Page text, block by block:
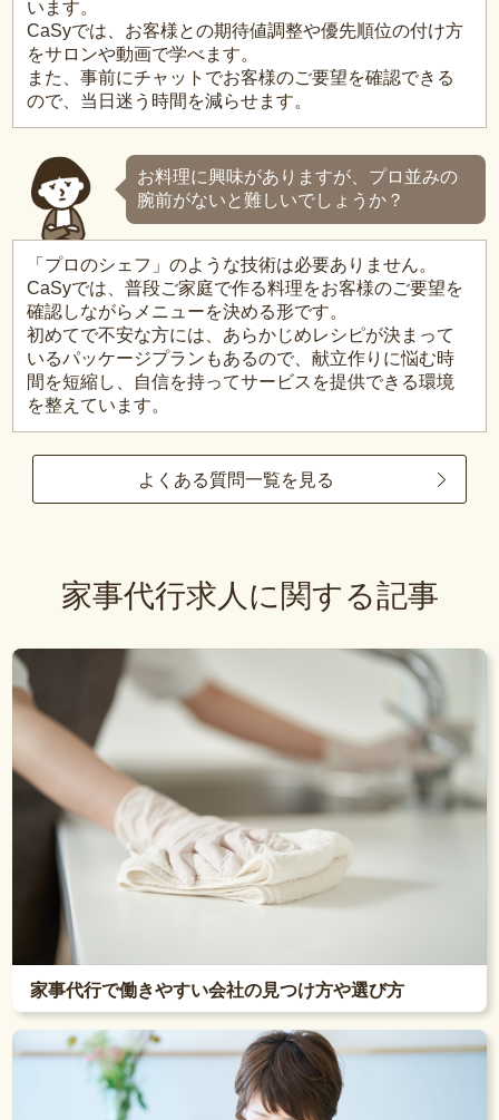
います。
CaSyでは、お客様との期待値調整や優先順位の付け方
をサロンや動画で学べます。
また、事前にチャットでお客様のご要望を確認できる
ので、当日迷う時間を減らせます。
お料理に興味がありますが、プロ並みの
腕前がないと難しいでしょうか？
「プロのシェフ」のような技術は必要ありません。
CaSyでは、普段ご家庭で作る料理をお客様のご要望を
確認しながらメニューを決める形です。
初めてで不安な方には、あらかじめレシピが決まって
いるパッケージプランもあるので、献立作りに悩む時
間を短縮し、自信を持ってサービスを提供できる環境
を整えています。
よくある質問一覧を見る
家事代行求人に関する記事
家事代行で働きやすい会社の見つけ方や選び方